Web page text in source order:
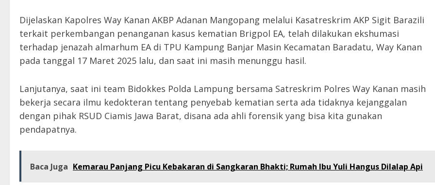
Dijelaskan Kapolres Way Kanan AKBP Adanan Mangopang melalui Kasatreskrim AKP Sigit Barazili
terkait perkembangan penanganan kasus kematian Brigpol EA, telah dilakukan ekshumasi
terhadap jenazah almarhum EA di TPU Kampung Banjar Masin Kecamatan Baradatu, Way Kanan
pada tanggal 17 Maret 2025 lalu, dan saat ini masih menunggu hasil.
Lanjutanya, saat ini team Bidokkes Polda Lampung bersama Satreskrim Polres Way Kanan masih
bekerja secara ilmu kedokteran tentang penyebab kematian serta ada tidaknya kejanggalan
dengan pihak RSUD Ciamis Jawa Barat, disana ada ahli forensik yang bisa kita gunakan
pendapatnya.
Baca Juga Kemarau Panjang Picu Kebakaran di Sangkaran Bhakti; Rumah Ibu Yuli Hangus Dilalap Api